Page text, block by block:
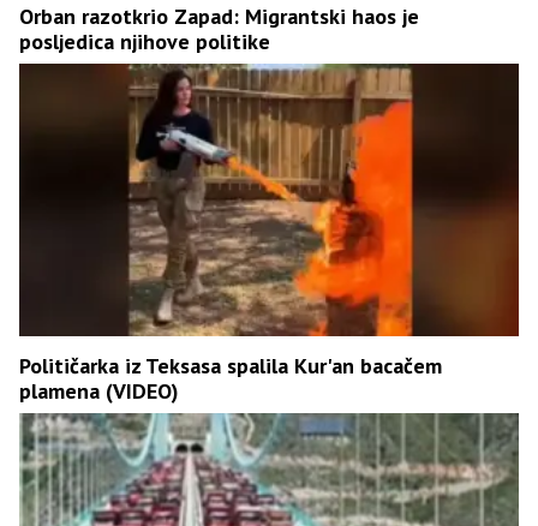
Orban razotkrio Zapad: Migrantski haos je
posljedica njihove politike
Političarka iz Teksasa spalila Kur'an bacačem
plamena (VIDEO)